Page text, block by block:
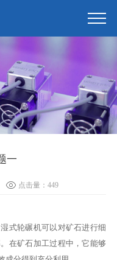
一
点击量： 449
式轮碾机可以对矿石进行细
在矿石加工过程中，它能够